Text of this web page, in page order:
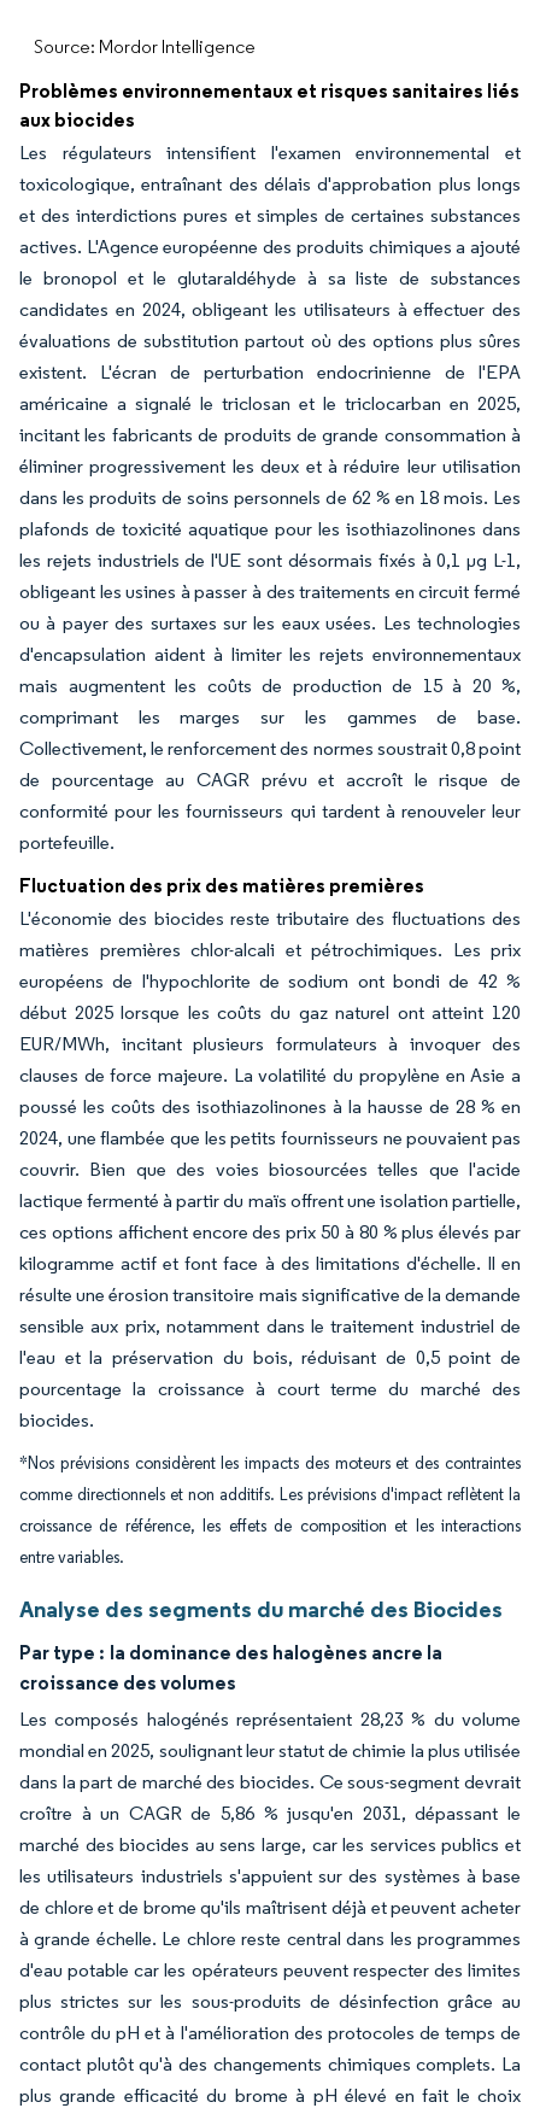
Source: Mordor Intelligence
Problèmes environnementaux et risques sanitaires liés
aux biocides
Les régulateurs intensifient l'examen environnemental et
toxicologique, entraînant des délais d'approbation plus longs
et des interdictions pures et simples de certaines substances
actives. L'Agence européenne des produits chimiques a ajouté
le bronopol et le glutaraldéhyde à sa liste de substances
candidates en 2024, obligeant les utilisateurs à effectuer des
évaluations de substitution partout où des options plus sûres
existent. L'écran de perturbation endocrinienne de l'EPA
américaine a signalé le triclosan et le triclocarban en 2025,
incitant les fabricants de produits de grande consommation à
éliminer progressivement les deux et à réduire leur utilisation
dans les produits de soins personnels de 62 % en 18 mois. Les
plafonds de toxicité aquatique pour les isothiazolinones dans
les rejets industriels de l'UE sont désormais fixés à 0,1 µg L-1,
obligeant les usines à passer à des traitements en circuit fermé
ou à payer des surtaxes sur les eaux usées. Les technologies
d'encapsulation aident à limiter les rejets environnementaux
mais augmentent les coûts de production de 15 à 20 %,
comprimant les marges sur les gammes de base.
Collectivement, le renforcement des normes soustrait 0,8 point
de pourcentage au CAGR prévu et accroît le risque de
conformité pour les fournisseurs qui tardent à renouveler leur
portefeuille.
Fluctuation des prix des matières premières
L'économie des biocides reste tributaire des fluctuations des
matières premières chlor-alcali et pétrochimiques. Les prix
européens de l'hypochlorite de sodium ont bondi de 42 %
début 2025 lorsque les coûts du gaz naturel ont atteint 120
EUR/MWh, incitant plusieurs formulateurs à invoquer des
clauses de force majeure. La volatilité du propylène en Asie a
poussé les coûts des isothiazolinones à la hausse de 28 % en
2024, une flambée que les petits fournisseurs ne pouvaient pas
couvrir. Bien que des voies biosourcées telles que l'acide
lactique fermenté à partir du maïs offrent une isolation partielle,
ces options affichent encore des prix 50 à 80 % plus élevés par
kilogramme actif et font face à des limitations d'échelle. Il en
résulte une érosion transitoire mais significative de la demande
sensible aux prix, notamment dans le traitement industriel de
l'eau et la préservation du bois, réduisant de 0,5 point de
pourcentage la croissance à court terme du marché des
biocides.
*Nos prévisions considèrent les impacts des moteurs et des contraintes
comme directionnels et non additifs. Les prévisions d'impact reflètent la
croissance de référence, les effets de composition et les interactions
entre variables.
Analyse des segments du marché des Biocides
Par type : la dominance des halogènes ancre la
croissance des volumes
Les composés halogénés représentaient 28,23 % du volume
mondial en 2025, soulignant leur statut de chimie la plus utilisée
dans la part de marché des biocides. Ce sous-segment devrait
croître à un CAGR de 5,86 % jusqu'en 2031, dépassant le
marché des biocides au sens large, car les services publics et
les utilisateurs industriels s'appuient sur des systèmes à base
de chlore et de brome qu'ils maîtrisent déjà et peuvent acheter
à grande échelle. Le chlore reste central dans les programmes
d'eau potable car les opérateurs peuvent respecter des limites
plus strictes sur les sous-produits de désinfection grâce au
contrôle du pH et à l'amélioration des protocoles de temps de
contact plutôt qu'à des changements chimiques complets. La
plus grande efficacité du brome à pH élevé en fait le choix